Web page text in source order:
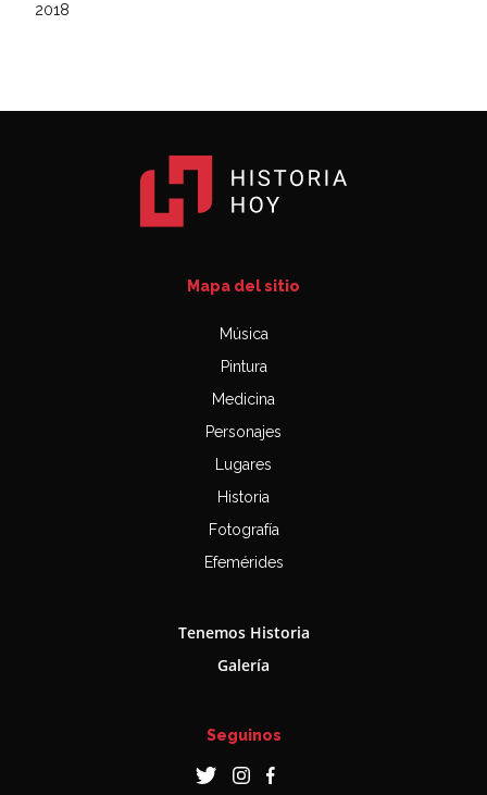
2018
Mapa del sitio
Música
Pintura
Medicina
Personajes
Lugares
Historia
Fotografía
Efemérides
Tenemos Historia
Galería
Seguinos